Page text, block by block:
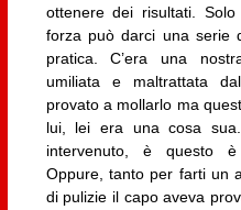
ottenere dei risultati.
forza può darci una serie
pratica. C’era una
umiliata e maltrattata
provato a mollarlo ma
lui, lei era una cosa
intervenuto, è questo
Oppure, tanto per farti un
di pulizie il capo aveva